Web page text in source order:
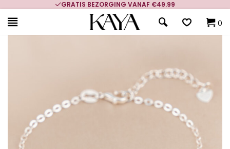
GRATIS BEZORGING VANAF €49.99
0